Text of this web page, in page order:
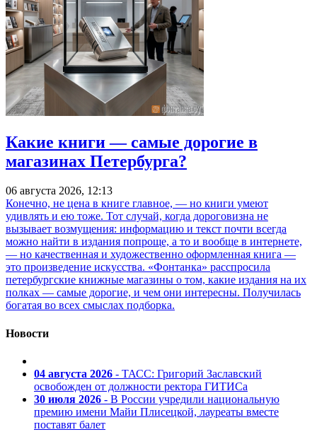
Какие книги — самые дорогие в
магазинах Петербурга?
06 августа 2026, 12:13
Конечно, не цена в книге главное, — но книги умеют
удивлять и ею тоже. Тот случай, когда дороговизна не
вызывает возмущения: информацию и текст почти всегда
можно найти в издания попроще, а то и вообще в интернете,
— но качественная и художественно оформленная книга —
это произведение искусства. «Фонтанка» расспросила
петербургские книжные магазины о том, какие издания на их
полках — самые дорогие, и чем они интересны. Получилась
богатая во всех смыслах подборка.
Новости
04 августа 2026 - ТАСС: Григорий Заславский
освобожден от должности ректора ГИТИСа
30 июля 2026 - В России учредили национальную
премию имени Майи Плисецкой, лауреаты вместе
поставят балет